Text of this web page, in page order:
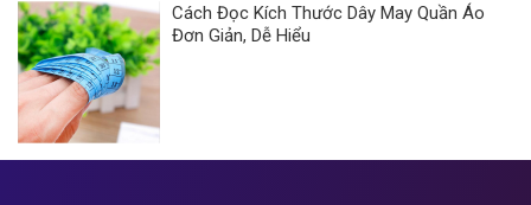
Cách Đọc Kích Thước Dây May Quần Áo
Đơn Giản, Dễ Hiểu